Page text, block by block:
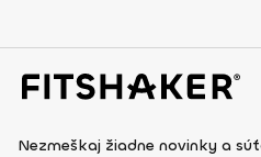
Nezmeškaj žiadne novinky a